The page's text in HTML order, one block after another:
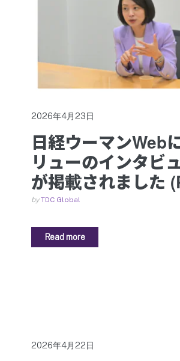
2026年4月23日
日経ウーマンWeb
リューのインタビ
が掲載されました
byTDC Global
Read more
2026年4月22日